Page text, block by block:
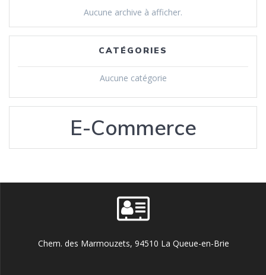
Aucune archive à afficher.
CATÉGORIES
Aucune catégorie
E-Commerce
Chem. des Marmouzets, 94510 La Queue-en-Brie